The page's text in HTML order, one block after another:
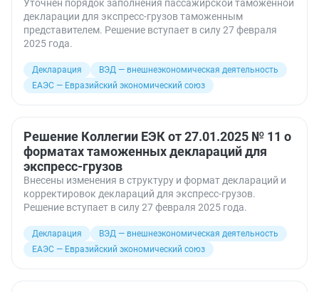
Уточнен порядок заполнения пассажирской таможенной
декларации для экспресс-грузов таможенным
представителем. Решение вступает в силу 27 февраля
2025 года.
Декларация
ВЭД — внешнеэкономическая деятельность
ЕАЭС — Евразийский экономический союз
Решение Коллегии ЕЭК от 27.01.2025 № 11 о
форматах таможенных деклараций для
экспресс-грузов
Внесены изменения в структуру и формат деклараций и
корректировок деклараций для экспресс-грузов.
Решение вступает в силу 27 февраля 2025 года.
Декларация
ВЭД — внешнеэкономическая деятельность
ЕАЭС — Евразийский экономический союз